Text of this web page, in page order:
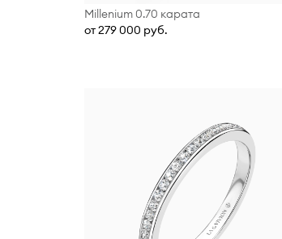
Millenium 0.70 карата
от 279 000 руб.